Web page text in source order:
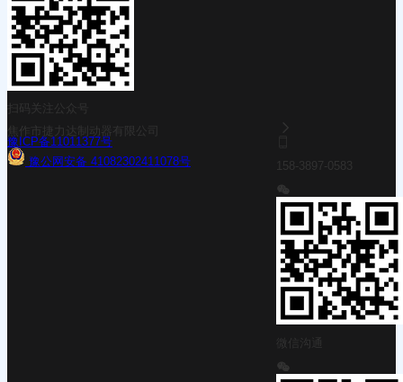
扫码关注公众号
焦作市捷力达制动器有限公司
豫ICP备11011377号
豫公网安备 41082302411078号
158-3897-0583
微信沟通